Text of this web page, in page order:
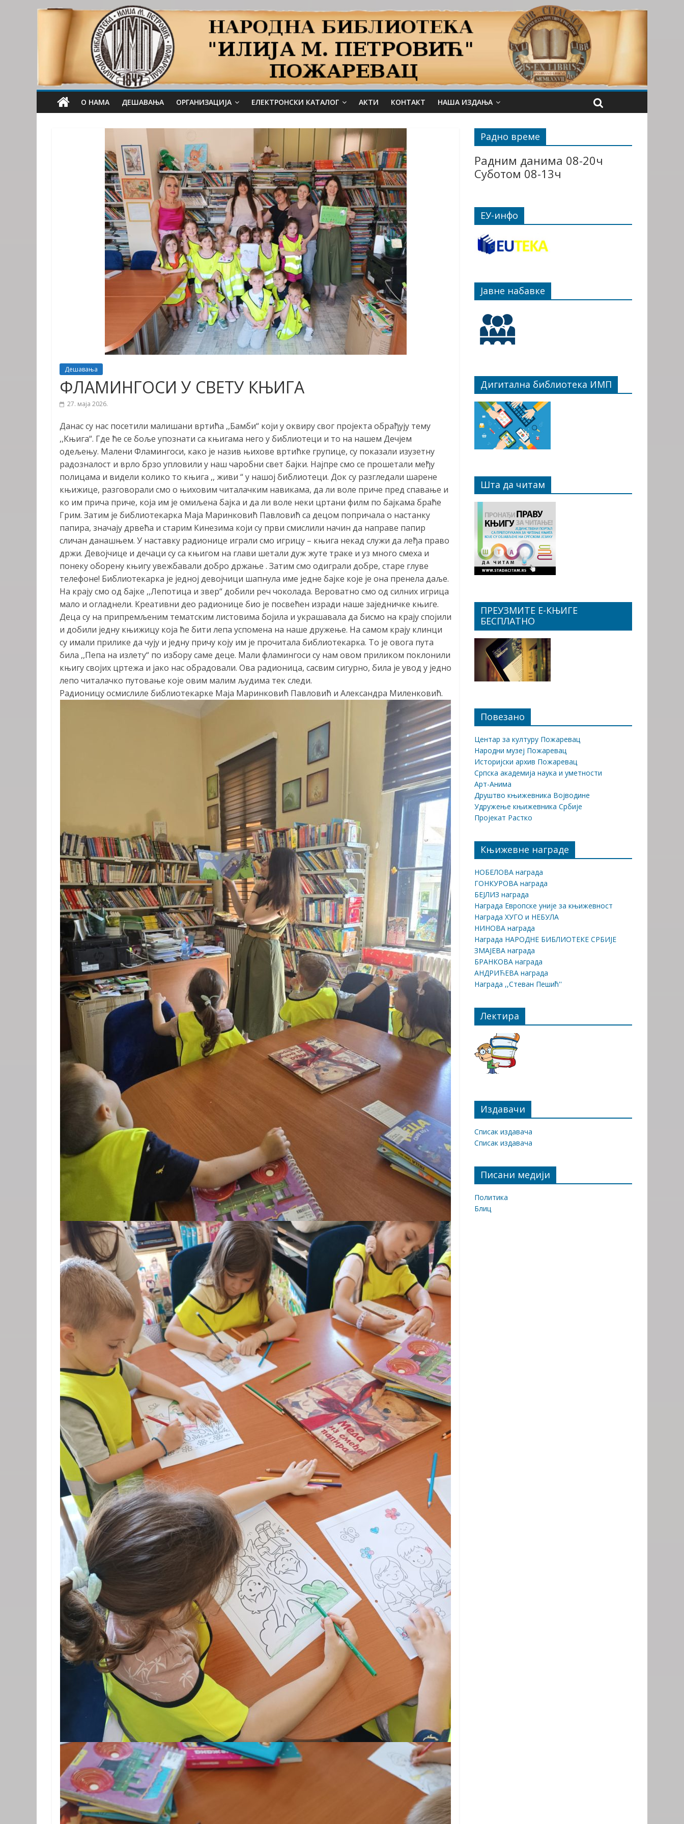
О НАМА ДЕШАВАЊА ОРГАНИЗАЦИЈА ЕЛЕКТРОНСКИ КАТАЛОГ АКТИ КОНТАКТ НАША ИЗДАЊА
Дешавања
ФЛАМИНГОСИ У СВЕТУ КЊИГА
27. маја 2026.
Данас су нас посетили малишани вртића ,,Бамби“ који у оквиру свог пројекта обрађују тему
,,Књига“. Где ће се боље упознати са књигама него у библиотеци и то на нашем Дечјем
одељењу. Малени Фламингоси, како је назив њихове вртићке групице, су показали изузетну
радозналост и врло брзо упловили у наш чаробни свет бајки. Најпре смо се прошетали међу
полицама и видели колико то књига ,, живи “ у нашој библиотеци. Док су разгледали шарене
књижице, разговорали смо о њиховим читалачким навикама, да ли воле приче пред спавање и
ко им прича приче, која им је омиљена бајка и да ли воле неки цртани филм по бајкама браће
Грим. Затим је библиотекарка Маја Маринковић Павловић са децом попричала о настанку
папира, значају дрвећа и старим Кинезима који су први смислили начин да направе папир
сличан данашњем. У наставку радионице играли смо игрицу – књига некад служи да леђа право
држи. Девојчице и дечаци су са књигом на глави шетали дуж жуте траке и уз много смеха и
понеку оборену књигу увежбавали добро држање . Затим смо одиграли добре, старе глуве
телефоне! Библиотекарка је једној девојчици шапнула име једне бајке које је она пренела даље.
На крају смо од бајке ,,Лепотица и звер“ добили реч чоколада. Вероватно смо од силних игрица
мало и огладнели. Креативни део радионице био је посвећен изради наше заједничке књиге.
Деца су на припремљеним тематским листовима бојила и украшавала да бисмо на крају спојили
и добили једну књижицу која ће бити лепа успомена на наше дружење. На самом крају клинци
су имали прилике да чују и једну причу коју им је прочитала библиотекарка. То је овога пута
била ,,Пепа на излету“ по избору саме деце. Мали фламингоси су нам овом приликом поклонили
књигу својих цртежа и јако нас обрадовали. Ова радионица, сасвим сигурно, била је увод у једно
лепо читалачко путовање које овим малим људима тек следи.
Радионицу осмислиле библиотекарке Маја Маринковић Павловић и Александра Миленковић.
Радно време
Радним данима 08-20ч
Суботом 08-13ч
ЕУ-инфо
Јавне набавке
Дигитална библиотека ИМП
Шта да читам
ПРЕУЗМИТЕ Е-КЊИГЕ
БЕСПЛАТНО
Повезано
Центар за културу Пожаревац
Народни музеј Пожаревац
Историјски архив Пожаревац
Српска академија наука и уметности
Арт-Анима
Друштво књижевника Војводине
Удружење књижевника Србије
Пројекат Растко
Књижевне награде
НОБЕЛОВА награда
ГОНКУРОВА награда
БЕЈЛИЗ награда
Награда Европске уније за књижевност
Награда ХУГО и НЕБУЛА
НИНОВА награда
Награда НАРОДНЕ БИБЛИОТЕКЕ СРБИЈЕ
ЗМАЈЕВА награда
БРАНКОВА награда
АНДРИЋЕВА награда
Награда ,,Стеван Пешић''
Лектира
Издавачи
Списак издавача
Списак издавача
Писани медији
Политика
Блиц